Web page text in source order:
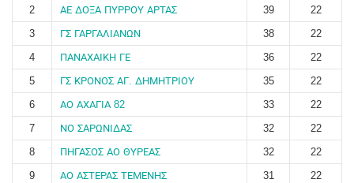
2
ΑΕ ΔΟΞΑ ΠΥΡΡΟΥ ΑΡΤΑΣ 39
22
3
ΓΣ ΓΑΡΓΑΛΙΑΝΩΝ 38
22
4
ΠΑΝΑΧΑΙΚΗ ΓΕ 36
22
5
ΓΣ ΚΡΟΝΟΣ ΑΓ. ΔΗΜΗΤΡΙΟΥ 35
22
6
ΑΟ ΑΧΑΓΙΑ 82 33
22
7
ΝΟ ΣΑΡΩΝΙΔΑΣ 32
22
8
ΠΗΓΑΣΟΣ ΑΟ ΘΥΡΕΑΣ 32
22
9
ΑΟ ΑΣΤΕΡΑΣ ΤΕΜΕΝΗΣ 31
22